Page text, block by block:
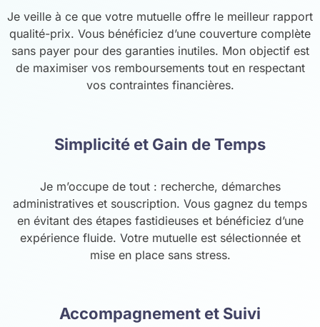
Je veille à ce que votre mutuelle offre le meilleur rapport
qualité-prix. Vous bénéficiez d’une couverture complète
sans payer pour des garanties inutiles. Mon objectif est
de maximiser vos remboursements tout en respectant
vos contraintes financières.
Simplicité et Gain de Temps
Je m’occupe de tout : recherche, démarches
administratives et souscription. Vous gagnez du temps
en évitant des étapes fastidieuses et bénéficiez d’une
expérience fluide. Votre mutuelle est sélectionnée et
mise en place sans stress.
Accompagnement et Suivi